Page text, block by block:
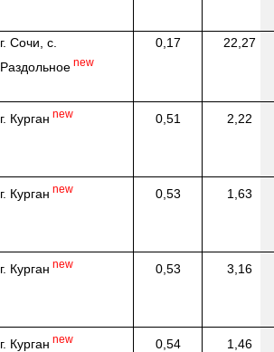
г. Сочи, с.
Раздольное new
0,17 22,27
г. Курган new 0,51 2,22
г. Курган new 0,53 1,63
г. Курган new 0,53 3,16
г. Курган new 0,54 1,46